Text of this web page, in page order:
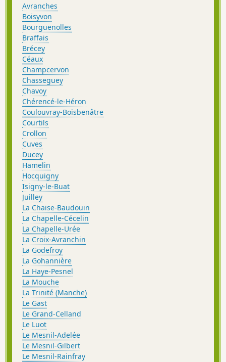
Avranches
Boisyvon
Bourguenolles
Braffais
Brécey
Céaux
Champcervon
Chasseguey
Chavoy
Chérencé-le-Héron
Coulouvray-Boisbenâtre
Courtils
Crollon
Cuves
Ducey
Hamelin
Hocquigny
Isigny-le-Buat
Juilley
La Chaise-Baudouin
La Chapelle-Cécelin
La Chapelle-Urée
La Croix-Avranchin
La Godefroy
La Gohannière
La Haye-Pesnel
La Mouche
La Trinité (Manche)
Le Gast
Le Grand-Celland
Le Luot
Le Mesnil-Adelée
Le Mesnil-Gilbert
Le Mesnil-Rainfray